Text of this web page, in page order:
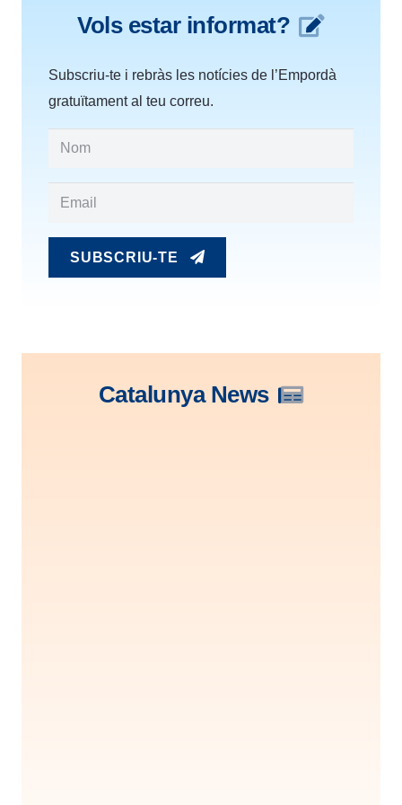
Vols estar informat?
Subscriu-te i rebràs les notícies de l’Empordà
gratuïtament al teu correu.
SUBSCRIU-TE
Catalunya News